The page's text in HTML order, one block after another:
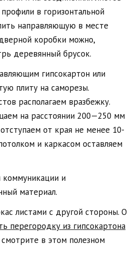
в горизонтальной
направляющую в месте
коробки можно,
деревянный брусок.
гипсокартон или
плиту на саморезы.
располагаем вразбежку.
на расстоянии 200—250 мм
от края не менее 10-
и каркасом оставляем
и
материал.
листами с другой стороны. О
перегородку из гипсокартона
в этом полезном